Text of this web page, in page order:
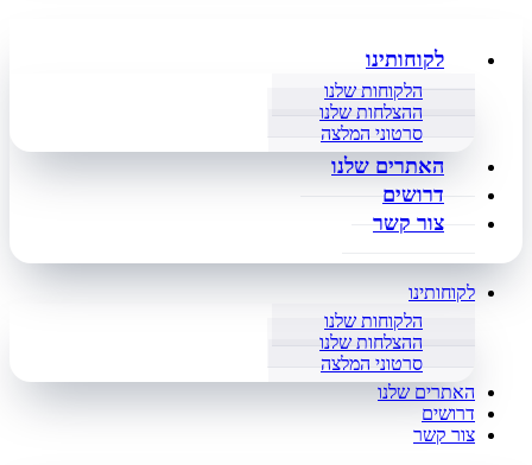
לקוחותינו
הלקוחות שלנו
ההצלחות שלנו
סרטוני המלצה
האתרים שלנו
דרושים
צור קשר
לקוחותינו
הלקוחות שלנו
ההצלחות שלנו
סרטוני המלצה
האתרים שלנו
דרושים
צור קשר